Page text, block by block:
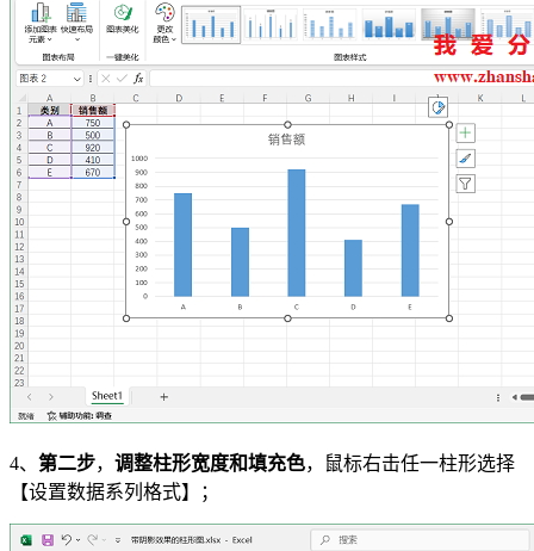
4、 第二步， 调整柱形宽度和填充色，鼠标右击任一柱形选择
【设置数据系列格式】；